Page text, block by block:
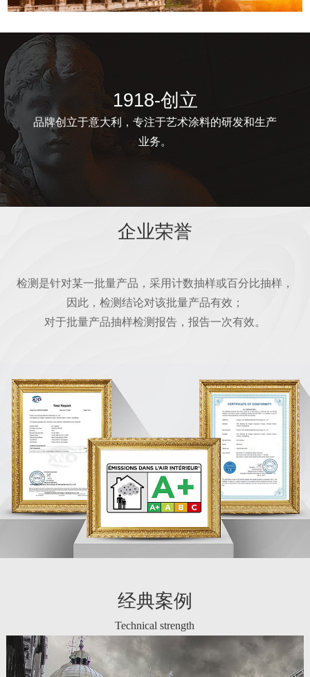
1918-创立
品牌创立于意大利，专注于艺术涂料的研发和生产
业务。
企业荣誉
检测是针对某一批量产品，采用计数抽样或百分比抽样，
因此，检测结论对该批量产品有效；
对于批量产品抽样检测报告，报告一次有效。
经典案例
Technical strength